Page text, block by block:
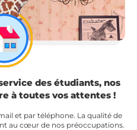
des étudiants, nos
à toutes vos attentes !
et par téléphone. La qualité de
au cœur de nos préoccupations.